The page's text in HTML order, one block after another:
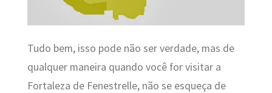
Tudo bem, isso pode não ser verdade, mas de
qualquer maneira quando você for visitar a
Fortaleza de Fenestrelle, não se esqueça de